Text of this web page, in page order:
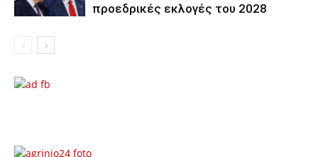
προεδρικές εκλογές του 2028